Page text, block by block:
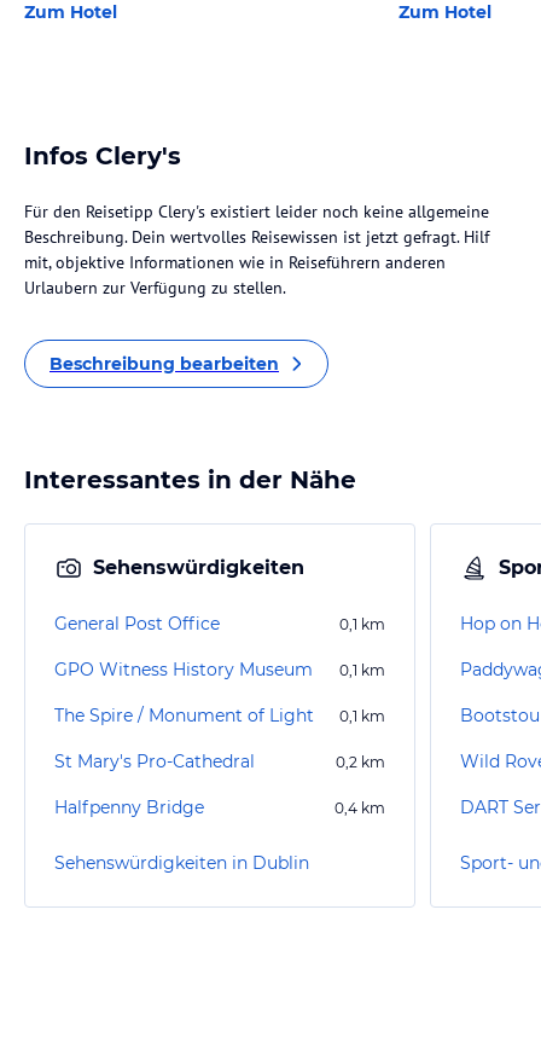
Zum Hotel Zum Hotel
Infos Clery's
Für den Reisetipp Clery's existiert leider noch keine allgemeine
Beschreibung. Dein wertvolles Reisewissen ist jetzt gefragt. Hilf
mit, objektive Informationen wie in Reiseführern anderen
Urlaubern zur Verfügung zu stellen.
Beschreibung bearbeiten
Interessantes in der Nähe
Sehenswürdigkeiten
General Post Office 0,1 km
GPO Witness History Museum 0,1 km
The Spire / Monument of Light 0,1 km
St Mary's Pro-Cathedral 0,2 km
Halfpenny Bridge 0,4 km
Sehenswürdigkeiten in Dublin
Hop on
Wild
DART
Sport-